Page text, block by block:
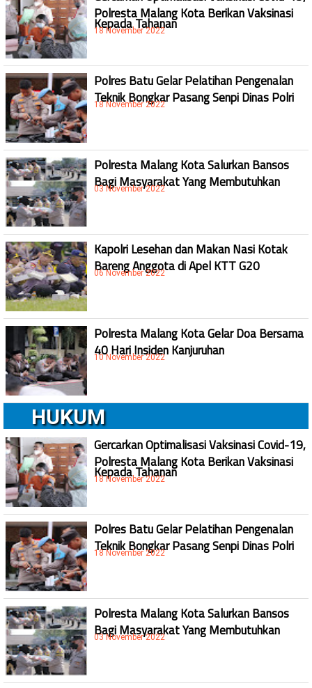
Polresta Malang Kota Berikan Vaksinasi
Kepada Tahanan
18 November 2022
Polres Batu Gelar Pelatihan Pengenalan
Teknik Bongkar Pasang Senpi Dinas Polri
18 November 2022
Polresta Malang Kota Salurkan Bansos
Bagi Masyarakat Yang Membutuhkan
03 November 2022
Kapolri Lesehan dan Makan Nasi Kotak
Bareng Anggota di Apel KTT G20
06 November 2022
Polresta Malang Kota Gelar Doa Bersama
40 Hari Insiden Kanjuruhan
10 November 2022
HUKUM
Gercarkan Optimalisasi Vaksinasi Covid-19,
Polresta Malang Kota Berikan Vaksinasi
Kepada Tahanan
18 November 2022
Polres Batu Gelar Pelatihan Pengenalan
Teknik Bongkar Pasang Senpi Dinas Polri
18 November 2022
Polresta Malang Kota Salurkan Bansos
Bagi Masyarakat Yang Membutuhkan
03 November 2022